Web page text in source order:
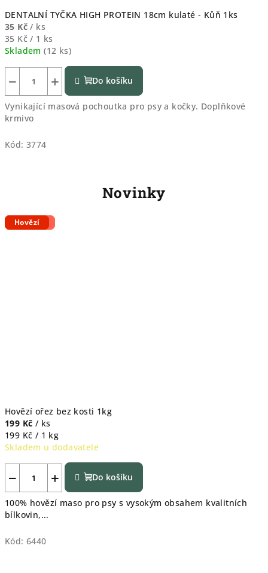
DENTALNÍ TYČKA HIGH PROTEIN 18cm kulaté - Kůň 1ks
35 Kč/ ks
Měrná
cena:
35 Kč / 1 ks
Skladem(12 ks)
+
− Do košíku
Vynikající masová pochoutka pro psy a kočky. Doplňkové
krmivo
Kód: 3774
Novinky
Hovězí
Hovězí ořez bez kosti 1kg
199 Kč / ks
Měrná
cena:
199 Kč / 1 kg
Skladem u dodavatele
+
− Do košíku
100% hovězí maso pro psy s vysokým obsahem kvalitních
bílkovin,...
Kód: 6440
Krůta
Vepřové
Vepřové
Kuře
Hovězí
Hovězí